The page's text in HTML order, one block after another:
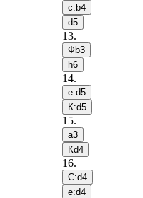
c:b4
d5
13.
Фb3
h6
14.
e:d5
К:d5
15.
a3
Кd4
16.
С:d4
e:d4